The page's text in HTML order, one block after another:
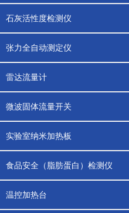
石灰活性度检测仪
张力全自动测定仪
雷达流量计
微波固体流量开关
实验室纳米加热板
食品安全（脂肪蛋白）检测仪
温控加热台